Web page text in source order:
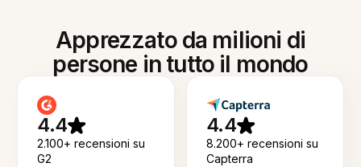
Apprezzato da milioni di
persone in tutto il mondo
4.4
2.100+ recensioni su
G2
4.4
8.200+ recensioni su
Capterra